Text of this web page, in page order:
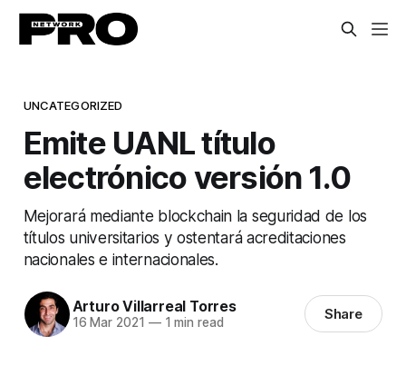
UNCATEGORIZED
Emite UANL título
electrónico versión 1.0
Mejorará mediante blockchain la seguridad de los
títulos universitarios y ostentará acreditaciones
nacionales e internacionales.
Arturo Villarreal Torres
16 Mar 2021 —1 min read Share